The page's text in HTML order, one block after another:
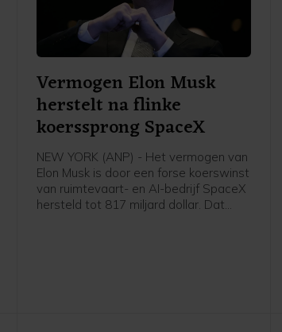
Vermogen Elon Musk
herstelt na flinke
koerssprong SpaceX
NEW YORK (ANP) - Het vermogen van
Elon Musk is door een forse koerswinst
van ruimtevaart- en AI-bedrijf SpaceX
hersteld tot 817 miljard dollar. Dat